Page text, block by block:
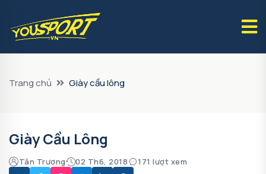
Trang chủ Giày cầu lông
Giày Cầu Lông
Tân Trương 02 Th6, 2018 171 lượt xem